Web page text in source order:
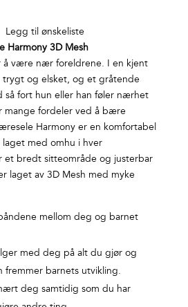
Legg til ønskeliste
Harmony 3D Mesh
å være nær foreldrene. I en kjent
trygt og elsket, og et gråtende
så fort hun eller han føler nærhet
mange fordeler ved å bære
Harmony er en komfortabel
med omhu i hver
et bredt sitteområde og justerbar
laget av 3D Mesh med myke
mellom deg og barnet
med deg på alt du gjør og
fremmer barnets utvikling.
deg samtidig som du har